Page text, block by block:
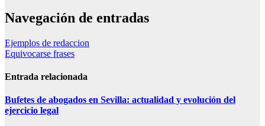
Navegación de entradas
Ejemplos de redaccion
Equivocarse frases
Entrada relacionada
Bufetes de abogados en Sevilla: actualidad y evolución del
ejercicio legal